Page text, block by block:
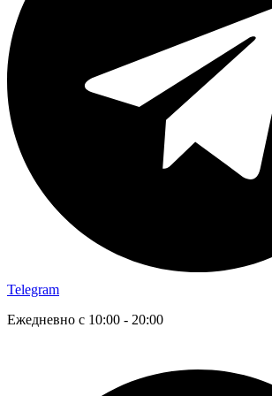
Telegram
Ежедневно с 10:00 - 20:00